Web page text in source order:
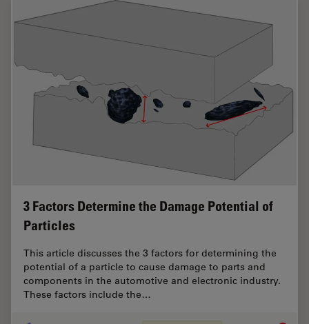
3 Factors Determine the Damage Potential of
Particles
This article discusses the 3 factors for determining the
potential of a particle to cause damage to parts and
components in the automotive and electronic industry.
These factors include the…